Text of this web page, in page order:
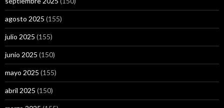
agosto 2025 (155)
julio 2025 (155)
junio 2025 (150)
mayo 2025 (155)
abril 2025 (150)